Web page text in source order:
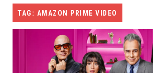
TAG: AMAZON PRIME VIDEO